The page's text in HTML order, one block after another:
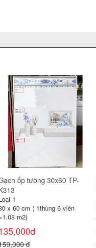
ốp tường 30x60 MK-
1
x 60 cm ( 1thùng 6 viên
m2)
đ